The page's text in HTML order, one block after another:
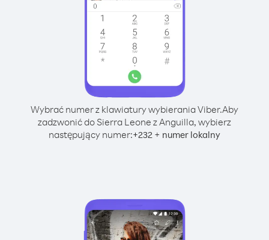
Wybrać numer z klawiatury wybierania Viber.Aby
zadzwonić do Sierra Leone z Anguilla, wybierz
następujący numer:+232 + numer lokalny